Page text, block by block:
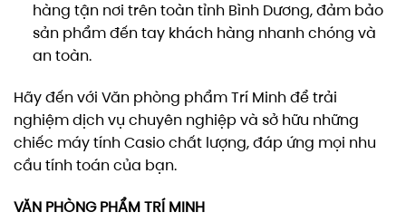
hàng tận nơi trên toàn tỉnh Bình Dương, đảm bảo
sản phẩm đến tay khách hàng nhanh chóng và
an toàn.
Hãy đến với Văn phòng phẩm Trí Minh để trải
nghiệm dịch vụ chuyên nghiệp và sở hữu những
chiếc máy tính Casio chất lượng, đáp ứng mọi nhu
cầu tính toán của bạn.
VĂN PHÒNG PHẨM TRÍ MINH